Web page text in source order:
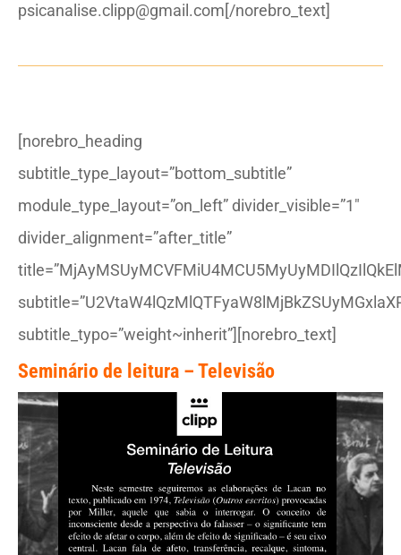
psicanalise.clipp@gmail.com[/norebro_text]
[norebro_heading
subtitle_type_layout=”bottom_subtitle”
module_type_layout=”on_left” divider_visible=”1″
divider_alignment=”after_title”
subtitle_typo=”weight~inherit”][norebro_text]
Seminário de leitura – Televisão